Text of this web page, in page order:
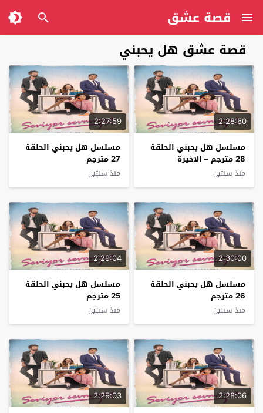
قصة عشق
قصة عشق هل يحبني
2:28:60
مسلسل هل يحبني الحلقة
28 مترجم – الاخيرة
منذ سنتين
2:27:59
مسلسل هل يحبني الحلقة
27 مترجم
منذ سنتين
2:30:00
مسلسل هل يحبني الحلقة
26 مترجم
منذ سنتين
2:29:04
مسلسل هل يحبني الحلقة
25 مترجم
منذ سنتين
2:28:06
2:29:03